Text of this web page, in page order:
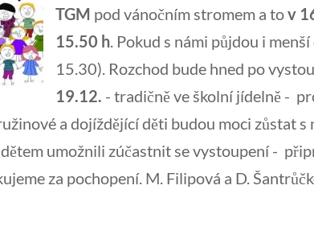
TGM pod vánočním stromem a tov
15.50 h. Pokud s námi půjdou i
15.30). Rozchod bude hned po
19.12. - tradičně ve školní jídelně -
a dojíždějící děti budou moci zůstat
umožnili zúčastnit se vystoupení -
za pochopení. M. Filipová a D.